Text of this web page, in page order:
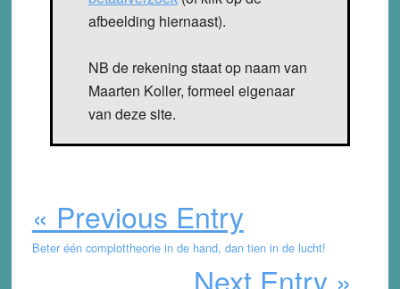
afbeelding hiernaast).
NB de rekening staat op naam van
Maarten Koller, formeel eigenaar
van deze site.
« Previous Entry
Beter één complottheorie in de hand, dan tien in de lucht!
Next Entry »